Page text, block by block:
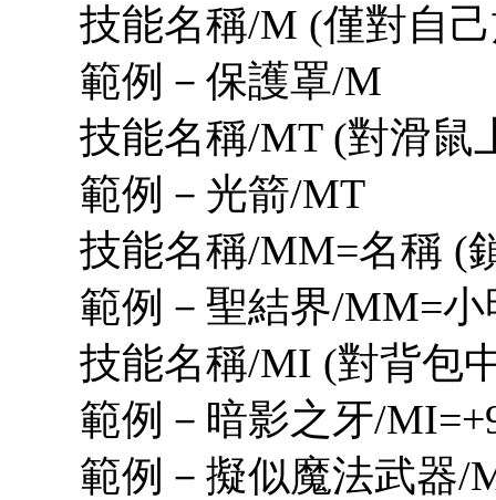
技能名稱/M (僅對自
範例－保護罩/M
技能名稱/MT (對滑鼠
範例－光箭/MT
技能名稱/MM=名稱 (
範例－聖結界/MM=小
技能名稱/MI (對背包
範例－暗影之牙/
範例－擬似魔法武器/